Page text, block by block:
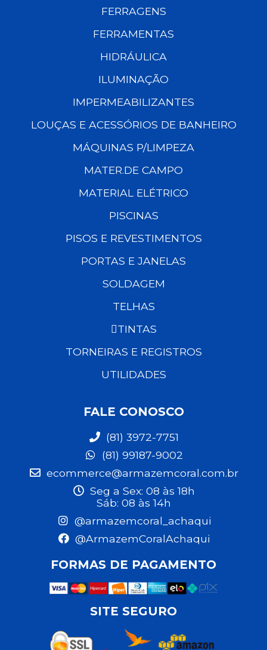
FERRAGENS
FERRAMENTAS
HIDRÁULICA
ILUMINAÇÃO
IMPERMEABILIZANTES
LOUÇAS E ACESSÓRIOS DE BANHEIRO
MÁQUINAS P/LIMPEZA
MATER.DE CAMPO
MATERIAL ELÉTRICO
PISCINAS
PISOS E REVESTIMENTOS
PORTAS E JANELAS
SOLDAGEM
TELHAS
TINTAS
TORNEIRAS E REGISTROS
UTILIDADES
FALE CONOSCO
(81) 3972-7751
(81) 99187-9002
ecommerce@armazemcoral.com.br
Seg a Sex: 08 às 18h
Sáb: 08 às 14h
@armazemcoral_achaqui
@ArmazemCoralAchaqui
FORMAS DE PAGAMENTO
SITE SEGURO